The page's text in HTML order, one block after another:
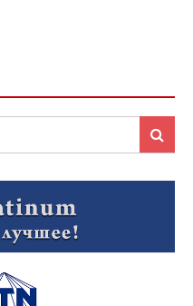
Search